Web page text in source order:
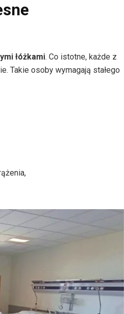
łóżkami. Co istotne, każde z
Takie osoby wymagają stałego